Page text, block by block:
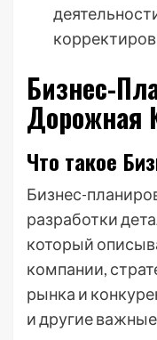
Бизнес-
Дорожная
Что такое
Бизнес-
разработки
который
компании,
рынка и
и другие